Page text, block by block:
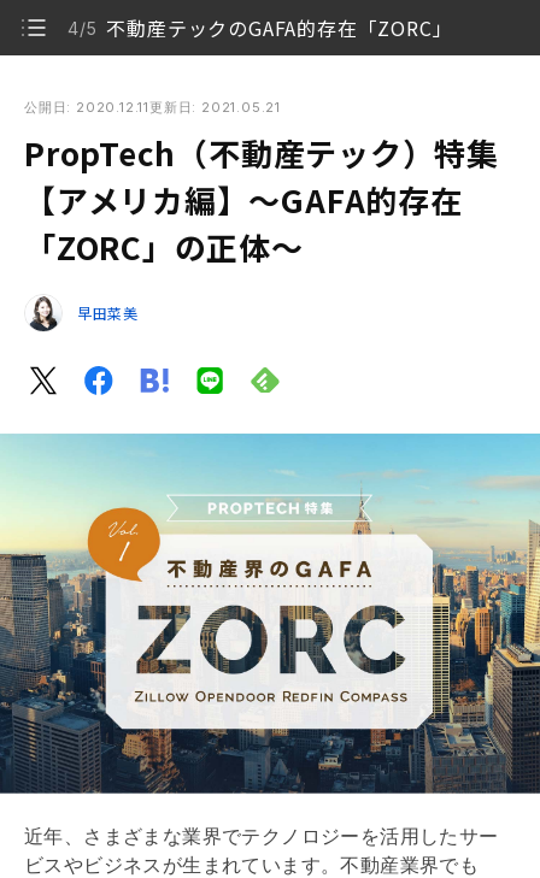
4/5 不動産テックのGAFA的存在「ZORC」
在「ZORC」の正体〜
1/5 不動産テックとは
2/5 アメリカの不動産テック市場
4/5 不動産テックのGAFA的存在「ZORC」
5/5 まとめ
公開日: 2020.12.11 更新日: 2021.05.21
PropTech（不動産テック）特集
【アメリカ編】〜GAFA的存在
「ZORC」の正体〜
早田菜美
近年、さまざまな業界でテクノロジーを活用したサー
ビスやビジネスが生まれています。不動産業界でも